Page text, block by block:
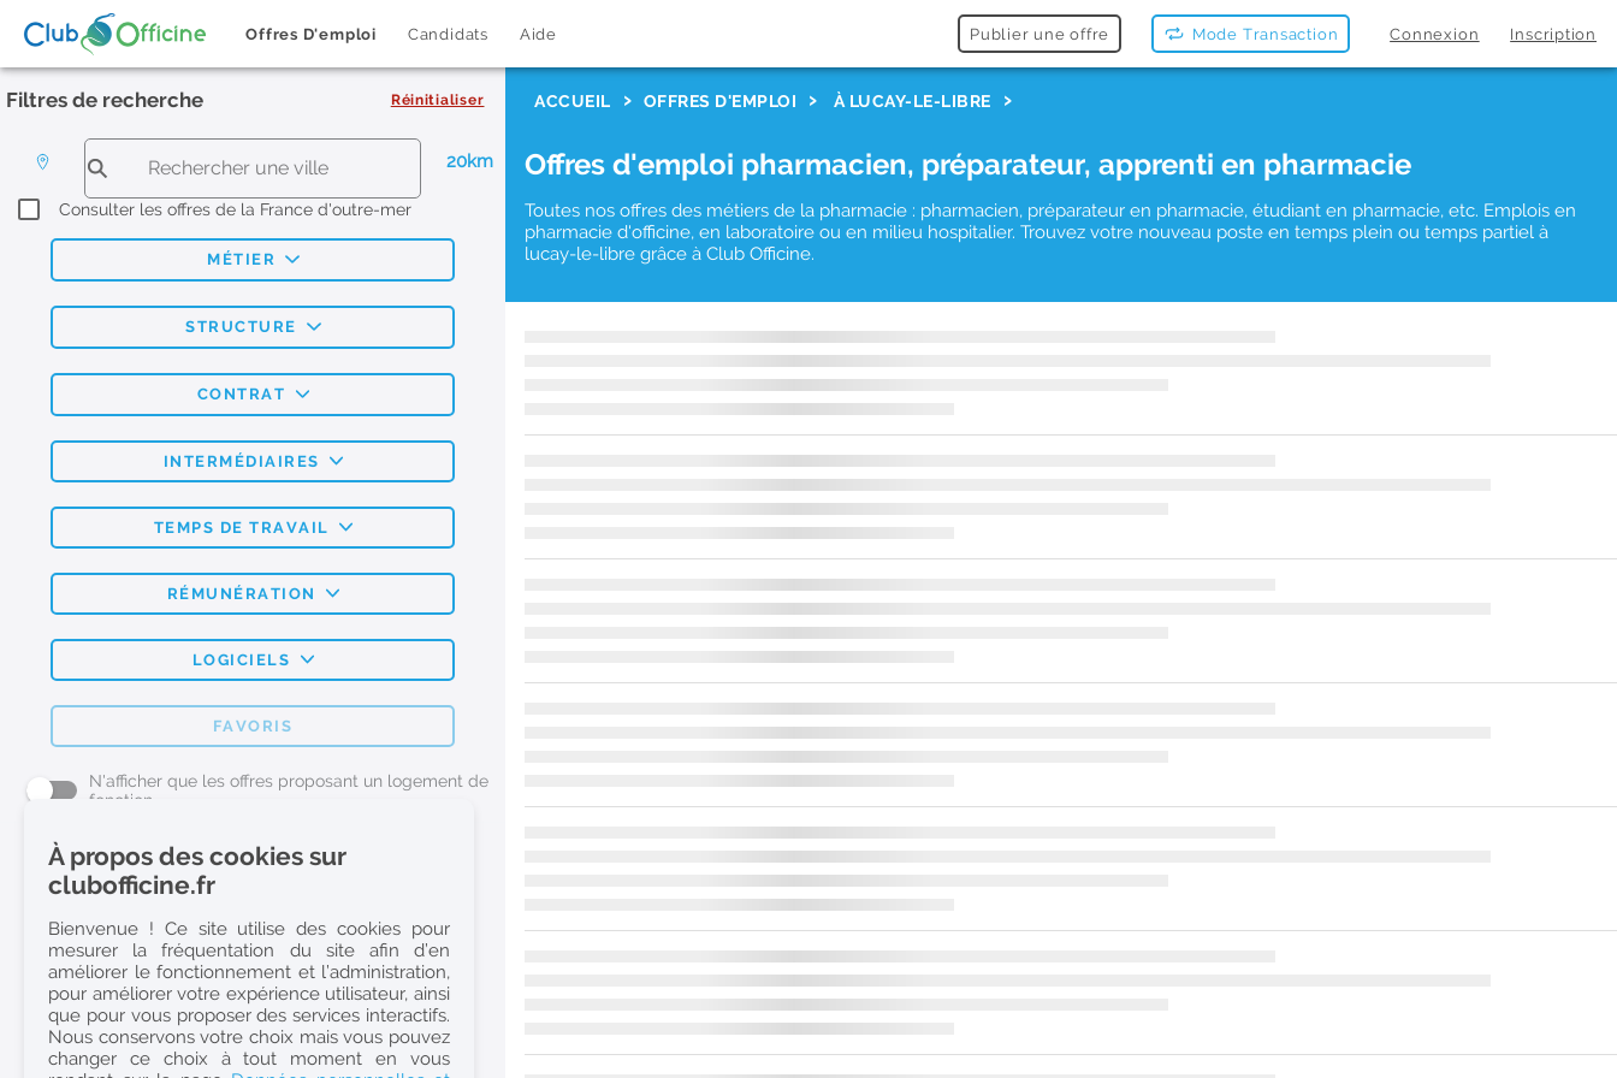
Offres D'emploi Candidats Aide Publier une offre Mode Transaction Connexion Inscription
Filtres de recherche Réinitialiser
20km
Consulter les offres de la France d'outre-mer
MÉTIER
STRUCTURE
CONTRAT
INTERMÉDIAIRES
TEMPS DE TRAVAIL
RÉMUNÉRATION
LOGICIELS
FAVORIS
N'afficher que les offres proposant un logement de
fonction
L'emploi Pharmacie par métier
Pharmacien (H/F)
Préparateur en Pharmacie (H/F)
Etudiant en Pharmacie (H/F)
Etudiant en Pharmacie 6e année validée (H/F)
Conseiller Dermo Cosmetique - Esthéticienne (H/F)
ACCUEIL OFFRES D'EMPLOI À LUCAY-LE-LIBRE
Offres d'emploi pharmacien, préparateur, apprenti en pharmacie
Toutes nos offres des métiers de la pharmacie : pharmacien, préparateur en pharmacie, étudiant en pharmacie, etc. Emplois en
pharmacie d'officine, en laboratoire ou en milieu hospitalier. Trouvez votre nouveau poste en temps plein ou temps partiel à
lucay-le-libre grâce à Club Officine.
À propos des cookies sur
clubofficine.fr
Bienvenue ! Ce site utilise des cookies pour
mesurer la fréquentation du site afin d’en
améliorer le fonctionnement et l’administration,
pour améliorer votre expérience utilisateur, ainsi
que pour vous proposer des services interactifs.
Nous conservons votre choix mais vous pouvez
changer ce choix à tout moment en vous